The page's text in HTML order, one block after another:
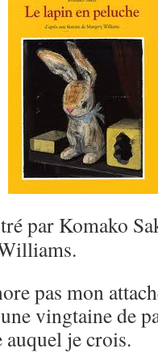
par Komako
pas mon
vingtaine de
auquel je crois.